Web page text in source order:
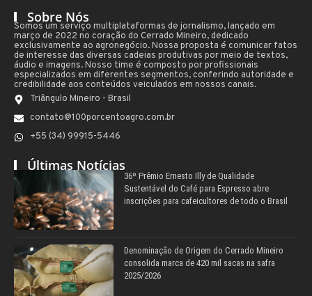
Sobre Nós
Somos um serviço multiplataformas de jornalismo, lançado em
março de 2022 no coração do Cerrado Mineiro, dedicado
exclusivamente ao agronegócio. Nossa proposta é comunicar fatos
de interesse das diversas cadeias produtivas por meio de textos,
áudio e imagens. Nosso time é composto por profissionais
especializados em diferentes segmentos, conferindo autoridade e
credibilidade aos conteúdos veiculados em nossos canais.
Triângulo Mineiro - Brasil
contato@100porcentoagro.com.br
+55 (34) 99915-5446
Últimas Notícias
36º Prêmio Ernesto Illy de Qualidade
Sustentável do Café para Espresso abre
inscrições para cafeicultores de todo o Brasil
Denominação de Origem do Cerrado Mineiro
consolida marca de 420 mil sacas na safra
2025/2026